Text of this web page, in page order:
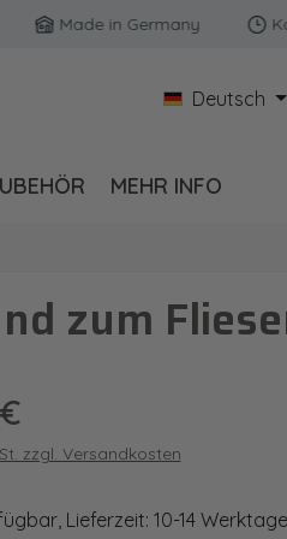
Made in Germany
Deutsch
MEHR INFO
zum
zzgl. Versandkosten
Lieferzeit: 10-14